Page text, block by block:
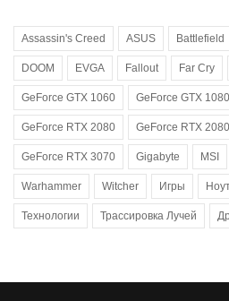
Assassin's Creed ASUS Battlefield
DOOM EVGA Fallout Far Cry
GeForce GTX 1060 GeForce GTX 1080
GeForce RTX 2080 GeForce RTX
GeForce RTX 3070 Gigabyte MSI
Warhammer Witcher Игры
Технологии Трассировка Лучей